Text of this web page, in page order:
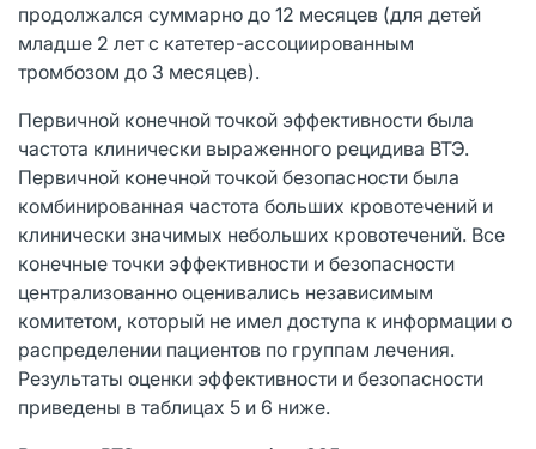
продолжался суммарно до 12 месяцев (для детей
младше 2 лет с катетер-ассоциированным
тромбозом до 3 месяцев).
Первичной конечной точкой эффективности была
частота клинически выраженного рецидива ВТЭ.
Первичной конечной точкой безопасности была
комбинированная частота больших кровотечений и
клинически значимых небольших кровотечений. Все
конечные точки эффективности и безопасности
централизованно оценивались независимым
комитетом, который не имел доступа к информации о
распределении пациентов по группам лечения.
Результаты оценки эффективности и безопасности
приведены в таблицах 5 и 6 ниже.